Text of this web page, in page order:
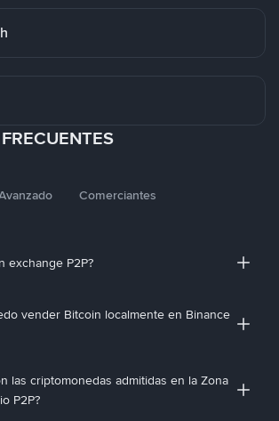
Comerciantes
exchange P2P?
vender Bitcoin localmente en Binance
las criptomonedas admitidas en la Zona
P2P?